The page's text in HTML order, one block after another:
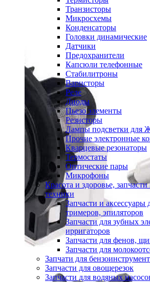
Транзисторы
Микросхемы
Конденсаторы
Головки динамические
Датчики
Предохранители
Капсюли телефонные
Стабилитроны
Варисторы
Реле
Диоды
Пьезо элементы
Резисторы
Лампы подсветки для
Прочие электронные
Кварцевые резонаторы
Термостаты
Оптические пары
Микрофоны
Красота и здоровье,
техники
Запчасти и аксессуары
тримеров, эпиляторов
Запчасти для зубных
ирригаторов
Запчасти для фенов,
Запчасти для
Запчати для
Запчасти для овощерезок
Запчасти для водяных